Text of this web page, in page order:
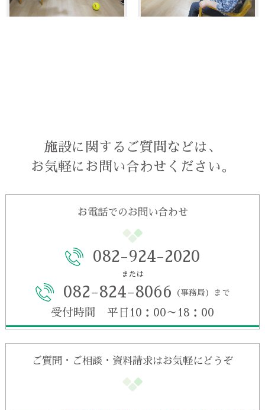
施設に関するご質問などは、
お気軽にお問い合わせください。
お電話でのお問い合わせ
082-924-2020
または
082-824-8066 （事務局）まで
受付時間 平日10：00～18：00
ご質問・ご相談・資料請求はお気軽にどうぞ